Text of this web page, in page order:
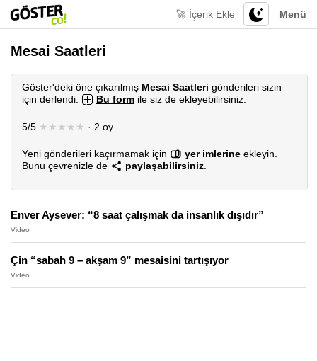
Menü
🚀 İçerik Ekle
Mesai Saatleri
Göster'deki öne çıkarılmış Mesai Saatleri gönderileri sizin
için derlendi.
Bu form ile siz de ekleyebilirsiniz.
5/5 ★★★★★ · 2 oy
Yeni gönderileri kaçırmamak için yer imlerine ekleyin.
Bunu çevrenizle de
paylaşabilirsiniz
Enver Aysever: “8 saat çalışmak da insanlık dışıdır”
Video
Çin “sabah 9 – akşam 9” mesaisini tartışıyor
Video